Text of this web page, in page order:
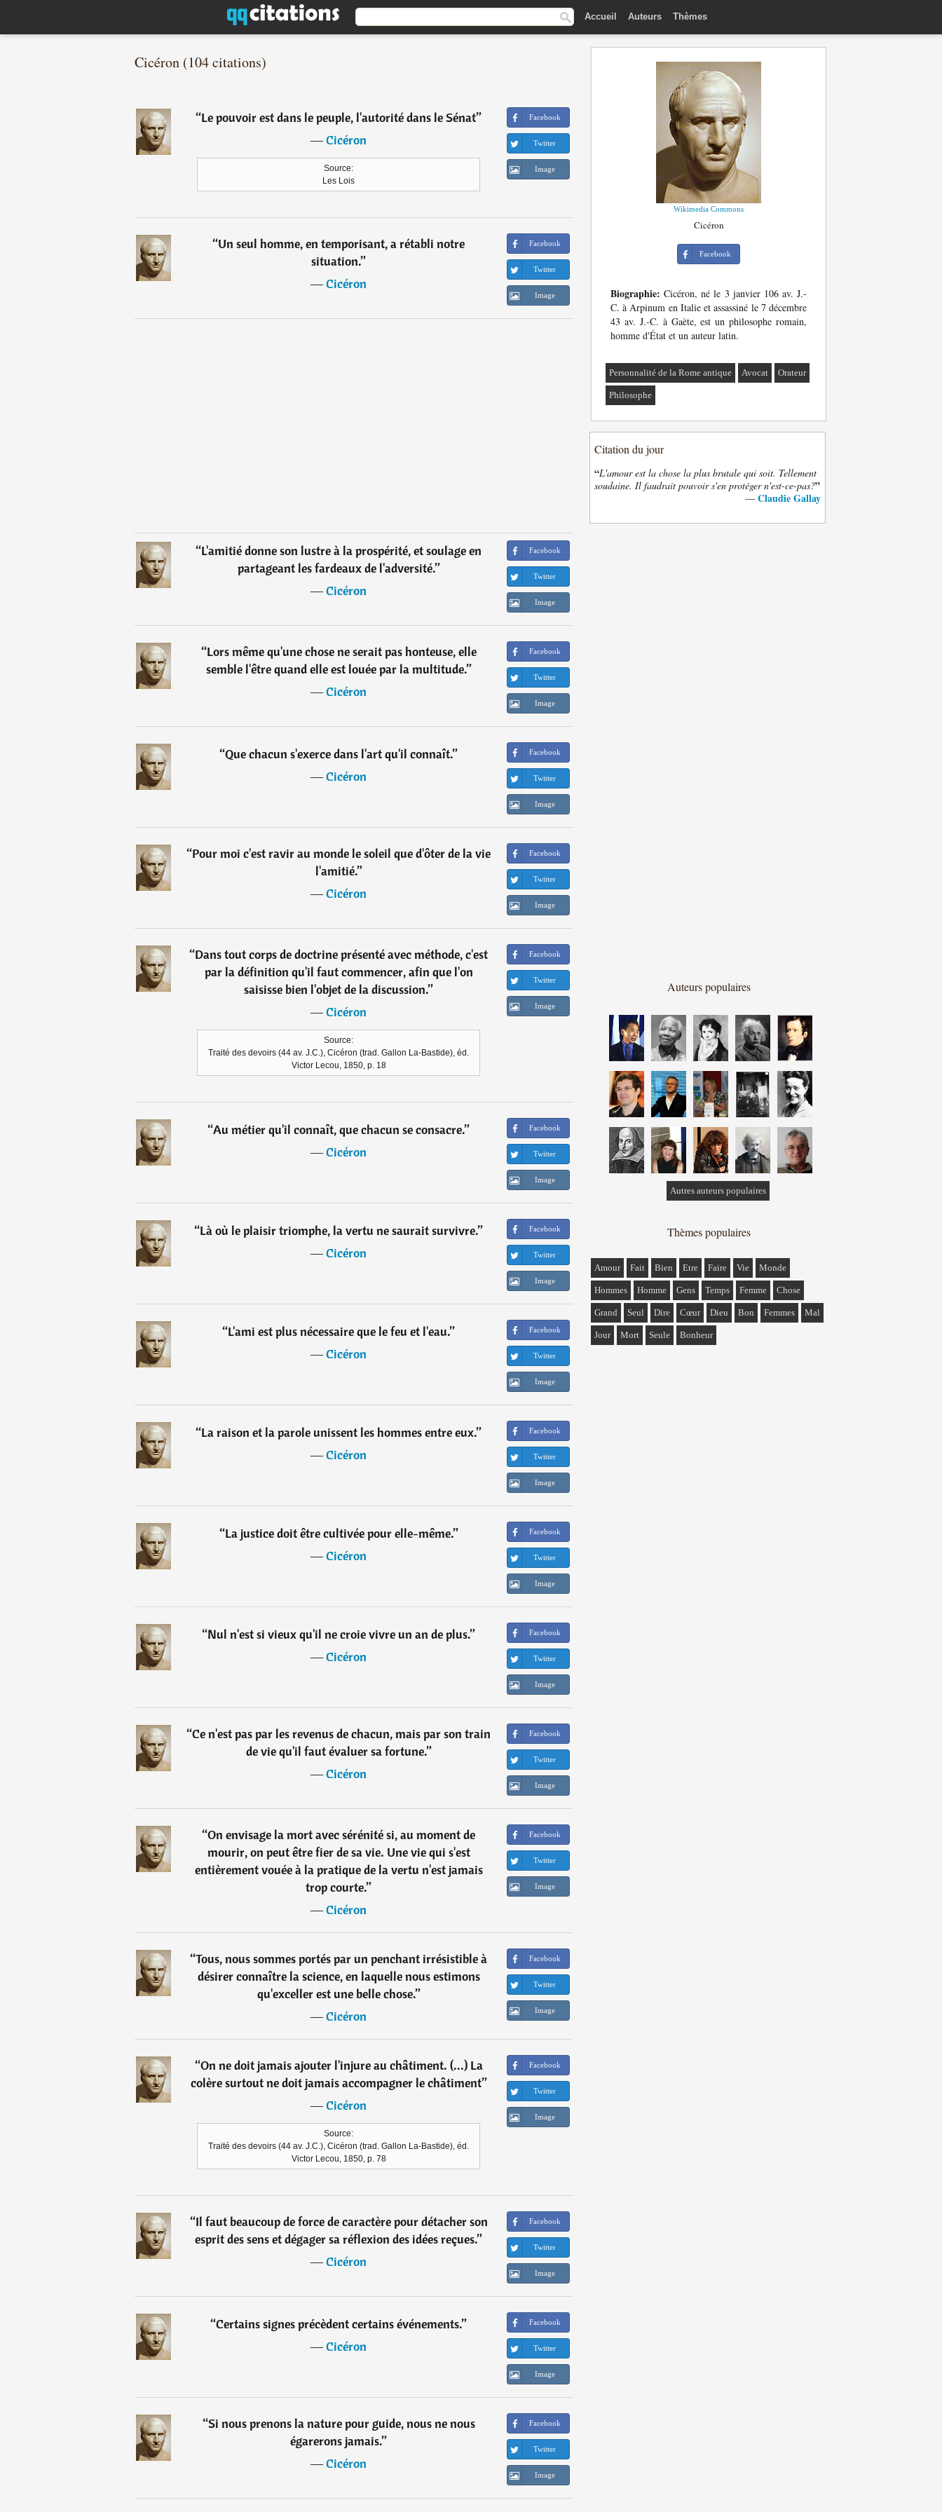
Accueil Auteurs Thèmes
Cicéron (104 citations)
“Le pouvoir est dans le peuple, l'autorité dans le Sénat”
―Cicéron
Source:
Les Lois
Facebook
Twitter
Image
“Un seul homme, en temporisant, a rétabli notre
situation.”
―Cicéron
Facebook
Twitter
Image
“L'amitié donne son lustre à la prospérité, et soulage en
partageant les fardeaux de l'adversité.”
―Cicéron
Facebook
Twitter
Image
“Lors même qu'une chose ne serait pas honteuse, elle
semble l'être quand elle est louée par la multitude.”
―Cicéron
Facebook
Twitter
Image
“Que chacun s'exerce dans l'art qu'il connaît.”
―Cicéron
Facebook
Twitter
Image
“Pour moi c'est ravir au monde le soleil que d'ôter de la vie
l'amitié.”
―Cicéron
Facebook
Twitter
Image
“Dans tout corps de doctrine présenté avec méthode, c'est
par la définition qu'il faut commencer, afin que l'on
saisisse bien l'objet de la discussion.”
―Cicéron
Source:
Traité des devoirs (44 av. J.C.), Cicéron (trad. Gallon La-Bastide), éd.
Victor Lecou, 1850, p. 18
Facebook
Twitter
Image
“Au métier qu'il connaît, que chacun se consacre.”
―Cicéron
Facebook
Twitter
Image
“Là où le plaisir triomphe, la vertu ne saurait survivre.”
―Cicéron
Facebook
Twitter
Image
“L'ami est plus nécessaire que le feu et l'eau.”
―Cicéron
Facebook
Twitter
Image
“La raison et la parole unissent les hommes entre eux.”
―Cicéron
Facebook
Twitter
Image
“La justice doit être cultivée pour elle-même.”
―Cicéron
Facebook
Twitter
Image
“Nul n'est si vieux qu'il ne croie vivre un an de plus.”
―Cicéron
Facebook
Twitter
Image
“Ce n'est pas par les revenus de chacun, mais par son train
de vie qu'il faut évaluer sa fortune.”
―Cicéron
Facebook
Twitter
Image
“On envisage la mort avec sérénité si, au moment de
mourir, on peut être fier de sa vie. Une vie qui s'est
entièrement vouée à la pratique de la vertu n'est jamais
trop courte.”
―Cicéron
Facebook
Twitter
Image
“Tous, nous sommes portés par un penchant irrésistible à
désirer connaître la science, en laquelle nous estimons
qu'exceller est une belle chose.”
―Cicéron
Facebook
Twitter
Image
“On ne doit jamais ajouter l'injure au châtiment. (...) La
colère surtout ne doit jamais accompagner le châtiment”
―Cicéron
Source:
Traité des devoirs (44 av. J.C.), Cicéron (trad. Gallon La-Bastide), éd.
Victor Lecou, 1850, p. 78
Facebook
Twitter
Image
“Il faut beaucoup de force de caractère pour détacher son
esprit des sens et dégager sa réflexion des idées reçues.”
―Cicéron
Facebook
Twitter
Image
“Certains signes précèdent certains événements.”
―Cicéron
Facebook
Twitter
Image
“Si nous prenons la nature pour guide, nous ne nous
égarerons jamais.”
―Cicéron
Facebook
Twitter
Image
Wikimedia Commons
Cicéron
Facebook
Biographie: Cicéron, né le 3 janvier 106 av. J.-
C. à Arpinum en Italie et assassiné le 7 décembre
43 av. J.-C. à Gaète, est un philosophe romain,
homme d'État et un auteur latin.
Personnalité de la Rome antique Avocat Orateur
Philosophe
Citation du jour
“L'amour est la chose la plus brutale qui soit. Tellement
soudaine. Il faudrait pouvoir s'en protéger n'est-ce-pas?”
— Claudie Gallay
Auteurs populaires
Autres auteurs populaires
Thèmes populaires
Amour Fait Bien Etre Faire Vie Monde
Hommes Homme Gens Temps Femme Chose
Grand Seul Dire Cœur Dieu Bon Femmes Mal
Jour Mort Seule Bonheur